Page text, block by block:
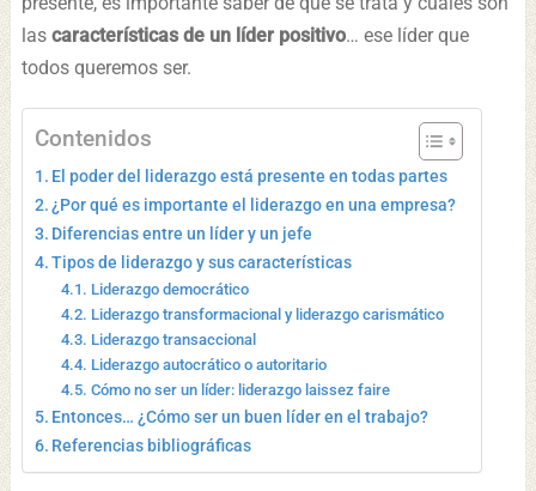
las características de un líder positivo… ese líder que
todos queremos ser.
Contenidos
El poder del liderazgo está presente en todas partes
¿Por qué es importante el liderazgo en una empresa?
Diferencias entre un líder y un jefe
Tipos de liderazgo y sus características
Liderazgo democrático
Liderazgo transformacional y liderazgo carismático
Liderazgo transaccional
Liderazgo autocrático o autoritario
Cómo no ser un líder: liderazgo laissez faire
Entonces… ¿Cómo ser un buen líder en el trabajo?
Referencias bibliográficas